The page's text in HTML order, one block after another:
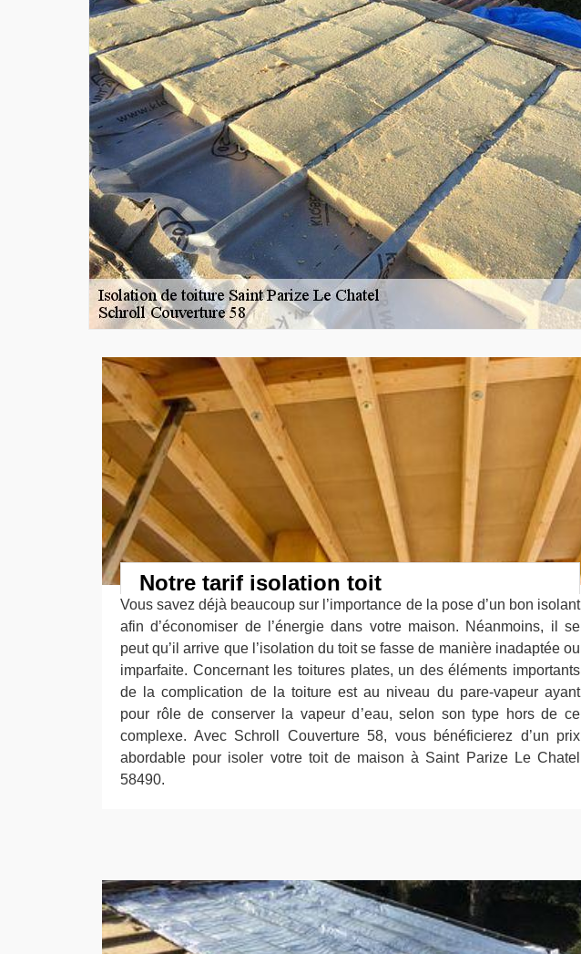
Notre tarif isolation toit
Vous savez déjà beaucoup sur l’importance de la pose d’un bon isolant
afin d’économiser de l’énergie dans votre maison. Néanmoins, il se
peut qu’il arrive que l’isolation du toit se fasse de manière inadaptée ou
imparfaite. Concernant les toitures plates, un des éléments importants
de la complication de la toiture est au niveau du pare-vapeur ayant
pour rôle de conserver la vapeur d’eau, selon son type hors de ce
complexe. Avec Schroll Couverture 58, vous bénéficierez d’un prix
abordable pour isoler votre toit de maison à Saint Parize Le Chatel
58490.